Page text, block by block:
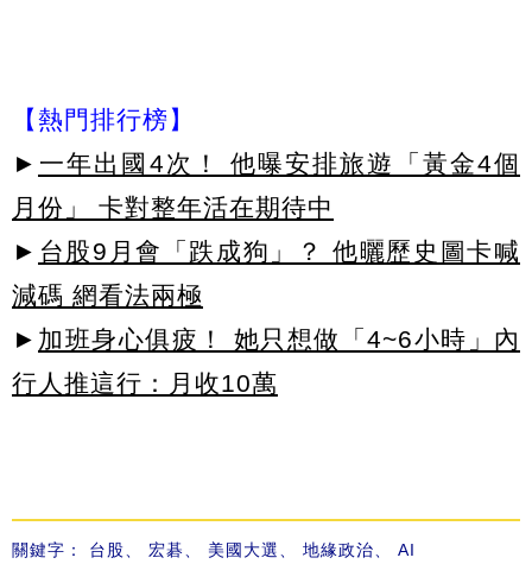
【熱門排行榜】
► 一年出國4次！ 他曝安排旅遊「黃金4個
月份」 卡對整年活在期待中
► 台股9月會「跌成狗」？ 他曬歷史圖卡喊
減碼 網看法兩極
► 加班身心俱疲！ 她只想做「4~6小時」內
行人推這行：月收10萬
關鍵字： 台股 宏碁 美國大選 地緣政治 AI